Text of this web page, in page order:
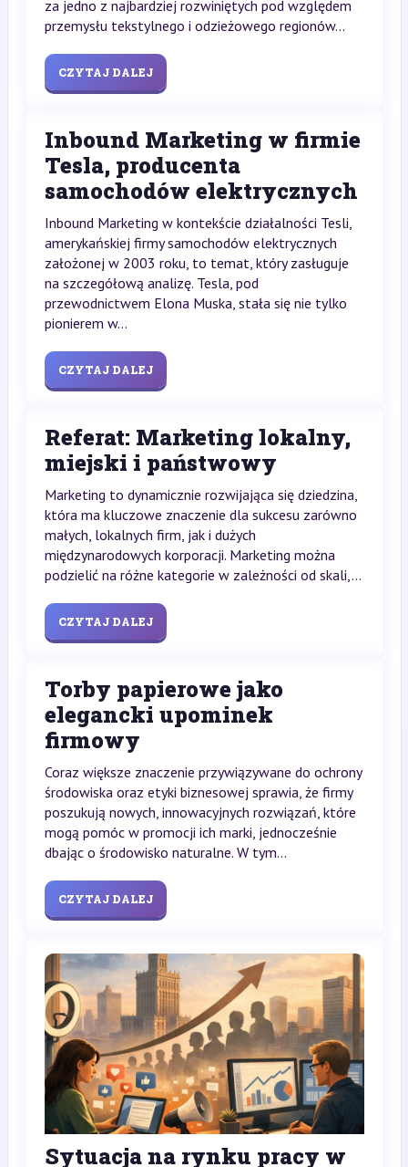
za jedno z najbardziej rozwiniętych pod względem
przemysłu tekstylnego i odzieżowego regionów...
CZYTAJ DALEJ
Inbound Marketing w firmie
Tesla, producenta
samochodów elektrycznych
Inbound Marketing w kontekście działalności Tesli,
amerykańskiej firmy samochodów elektrycznych
założonej w 2003 roku, to temat, który zasługuje
na szczegółową analizę. Tesla, pod
przewodnictwem Elona Muska, stała się nie tylko
pionierem w...
CZYTAJ DALEJ
Referat: Marketing lokalny,
miejski i państwowy
Marketing to dynamicznie rozwijająca się dziedzina,
która ma kluczowe znaczenie dla sukcesu zarówno
małych, lokalnych firm, jak i dużych
międzynarodowych korporacji. Marketing można
podzielić na różne kategorie w zależności od skali,...
CZYTAJ DALEJ
Torby papierowe jako
elegancki upominek
firmowy
Coraz większe znaczenie przywiązywane do ochrony
środowiska oraz etyki biznesowej sprawia, że firmy
poszukują nowych, innowacyjnych rozwiązań, które
mogą pomóc w promocji ich marki, jednocześnie
dbając o środowisko naturalne. W tym...
CZYTAJ DALEJ
Sytuacja na rynku pracy w